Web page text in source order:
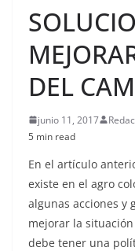
DEL
junio 11, 2017
5 min read
En el artículo
existe en el agro
algunas acciones y
mejorar la
debe tener una